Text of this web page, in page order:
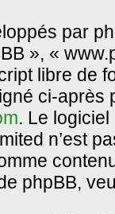
par
», «
libre de
ci-après
. Le
n’est
phpBB,